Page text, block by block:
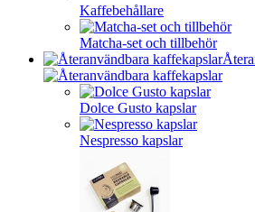
Kaffebehållare
Matcha-set och tillbehör
Dolce Gusto kapslar
Nespresso kapslar